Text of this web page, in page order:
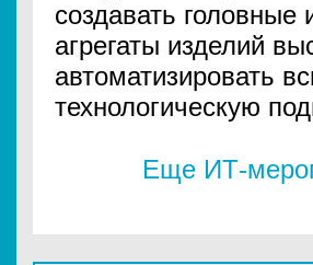
создавать
агрегаты изделий
автоматизировать
технологическую
Еще ИТ-